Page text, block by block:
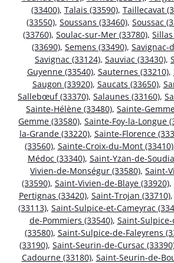
(33400), Talais (33590), Taillecavat
(33550), Soussans (33460), Soussac
(33760), Soulac-sur-Mer (33780),
(33690), Semens (33490), Savignac-
Savignac (33124), Sauviac (33430),
Guyenne (33540), Sauternes (33210),
Saugon (33920), Saucats (33650),
Sallebœuf (33370), Salaunes (33160),
Sainte-Hélène (33480), Sainte-
Gemme (33580), Sainte-Foy-la-Longue
la-Grande (33220), Sainte-Florence
(33560), Sainte-Croix-du-Mont (33410)
Médoc (33340), Saint-Yzan-de-
Vivien-de-Monségur (33580), Saint-
(33590), Saint-Vivien-de-Blaye (33920),
Pertignas (33420), Saint-Trojan (33710),
(33113), Saint-Sulpice-et-Cameyrac
de-Pommiers (33540), Saint-
(33580), Saint-Sulpice-de-Faleyrens
(33190), Saint-Seurin-de-Cursac
Cadourne (33180), Saint-Seurin-de-